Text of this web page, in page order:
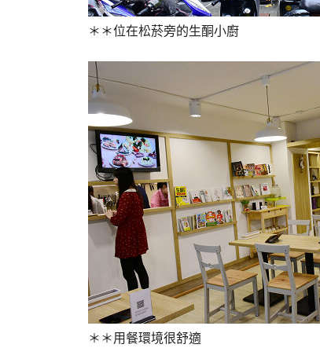
＊＊位在松菸旁的生酮小廚
＊＊用餐環境很舒適